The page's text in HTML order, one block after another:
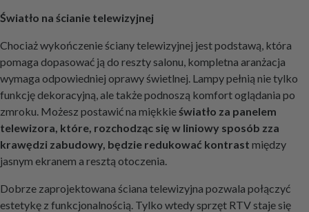
Światło na ścianie telewizyjnej
Chociaż wykończenie ściany telewizyjnej jest podstawą, która
pomaga dopasować ją do reszty salonu, kompletna aranżacja
wymaga odpowiedniej oprawy świetlnej. Lampy pełnią nie tylko
funkcję dekoracyjną, ale także podnoszą komfort oglądania po
zmroku. Możesz postawić na miękkieświatło za panelem
telewizora, które, rozchodząc się w liniowy sposób zza
krawędzi zabudowy, będzie redukować kontrast między
jasnym ekranem a resztą otoczenia.
Dobrze zaprojektowana ściana telewizyjna pozwala połączyć
estetykę z funkcjonalnością. Tylko wtedy sprzęt RTV staje się